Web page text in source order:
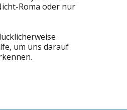
Roma oder nur
um uns darauf